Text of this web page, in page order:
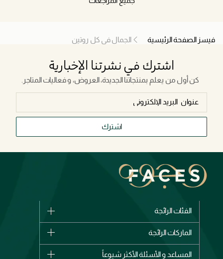
فيسز الصفحة الرئيسية الجمال في كل روتين
اشترك في نشرتنا الإخبارية
كن أول من يعلم بمنتجاتنا الجديدة، العروض، و فعاليات المتاجر.
اشترك
الفئات الرائجة
الأكثر مبيعاً
الماركات الرائجة
المساعد و الأسئلة الأكثر شيوعاً